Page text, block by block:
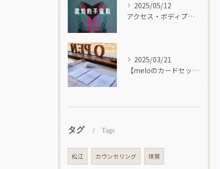
2025/05/12
アクセス・ボディプロセス
2025/03/21
【meloのカードセッション】
タグ Tags
松江 カウンセリング 体質